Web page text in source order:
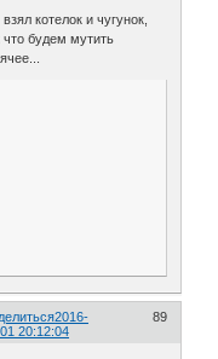
котелок и чугунок,
что будем мутить
89
2016-
20:12:04